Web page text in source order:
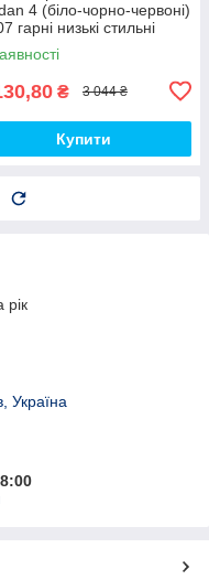
4 (біло-чорно-червоні)
гарні низькі стильні
топ
₴ 3 044 ₴
Купити
рік
Україна